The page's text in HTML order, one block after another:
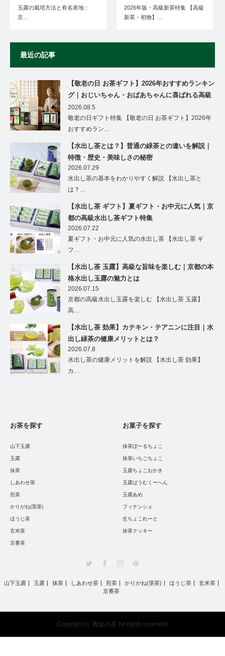
玉露の栽培方法と有名産地：
京…
2026年版・高級新茶特集 【高級
新茶・初物】…
最近の記事
【敬老の日 お茶ギフト】2026年おすすめランキン
グ｜おじいちゃん・おばあちゃんに喜ばれる高級
茶ギフト特集
2026.08.5
敬老の日ギフト特集 【敬老の日 お茶ギフト】2026年
おすすめラン…
【水出し茶とは？】普通の緑茶との違いを解説｜
特徴・歴史・美味しさの秘密
2026.07.29
水出し茶の基本をわかりやすく解説 【水出し茶と
は？…
【水出し茶 ギフト】夏ギフト・お中元に人気｜京
都の高級水出し茶ギフト特集
2026.07.22
夏ギフト・お中元に人気の水出し茶 【水出し茶 ギ
フ…
【水出し茶 玉露】高級な旨味を楽しむ｜京都の本
格水出し玉露の魅力とは
2026.07.15
京都の高級水出し玉露を楽しむ 【水出し茶 玉露】
高…
【水出し茶 効果】カテキン・テアニンに注目｜水
出し緑茶の健康メリットとは？
2026.07.8
水出し茶の健康メリットを解説 【水出し茶 効果】
カ…
お茶を探す
山下玉露
玉露
抹茶
しあわせ茶
煎茶
かりがね(茎茶)
ほうじ茶
玄米茶
京番茶
お菓子を探す
抹茶ぼーるちょこ
抹茶いちごちょこ
玉露ちょこおかき
玉露ばうむくーへん
玉露あめ
フィナンシェ
生ちょこれーと
抹茶クッキー
Instagram
Pinterest
山下玉露 玉露 抹茶 しあわせ茶 煎茶 かりがね(茎茶) ほうじ茶
玄米茶
京番茶
Copyright © 舞妓の茶 All rights reserved.